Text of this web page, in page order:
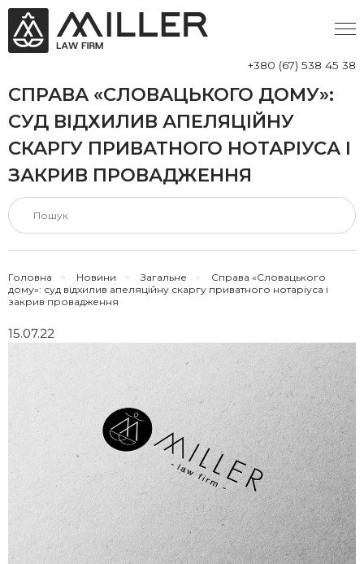
+380 (67) 538 45 38
СПРАВА «СЛОВАЦЬКОГО ДОМУ»:
СУД ВІДХИЛИВ АПЕЛЯЦІЙНУ
СКАРГУ ПРИВАТНОГО НОТАРІУСА І
ЗАКРИВ ПРОВАДЖЕННЯ
Головна > Новини > Загальне >
Справа «Словацького
дому»: суд відхилив апеляційну скаргу приватного нотаріуса і
закрив провадження
15.07.22